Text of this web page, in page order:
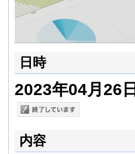
日時
2023年04月26日
内容